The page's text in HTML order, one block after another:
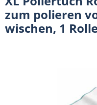
zum polieren
wischen, 1